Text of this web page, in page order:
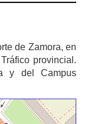
de Zamora, en
provincial.
y del Campus